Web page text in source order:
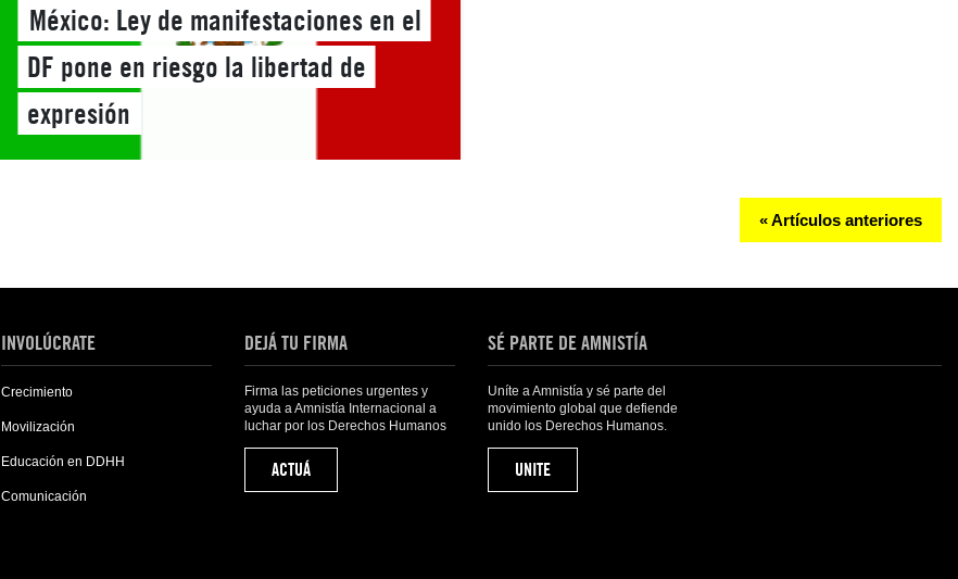
México: Ley de manifestaciones en el
DF pone en riesgo la libertad de
expresión
« Artículos anteriores
INVOLÚCRATE
Crecimiento
Movilización
Educación en DDHH
Comunicación
DEJÁ TU FIRMA
Firma las peticiones urgentes y
ayuda a Amnistía Internacional a
luchar por los Derechos Humanos
ACTUÁ
SÉ PARTE DE AMNISTÍA
Uníte a Amnistía y sé parte del
movimiento global que defiende
unido los Derechos Humanos.
UNITE